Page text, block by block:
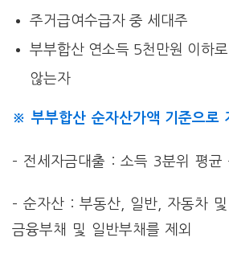
주거급여수급자 중 세대주
부부합산 연소득 5천만원 이하
않는자
※ 부부합산 순자산가액 기준으로
– 전세자금대출 : 소득 3분위 평균
– 순자산 : 부동산, 일반, 자동차
금융부채 및 일반부채를 제외